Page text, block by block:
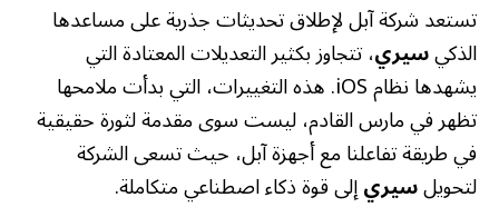
تستعد شركة آبل لإطلاق تحديثات جذرية على مساعدها
الذكيسيري، تتجاوز بكثير التعديلات المعتادة التي
يشهدها نظام iOS. هذه التغييرات، التي بدأت ملامحها
تظهر في مارس القادم، ليست سوى مقدمة لثورة حقيقية
في طريقة تفاعلنا مع أجهزة آبل، حيث تسعى الشركة
لتحويلسيريإلى قوة ذكاء اصطناعي متكاملة.